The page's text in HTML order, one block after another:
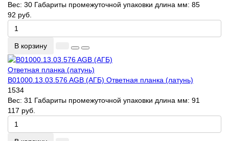
Вес: 30 Габариты промежуточной упаковки длина мм: 85
92 руб.
В корзину
B01000.13.03.576 AGB (АГБ) Ответная планка (латунь)
1534
Вес: 31 Габариты промежуточной упаковки длина мм: 91
117 руб.